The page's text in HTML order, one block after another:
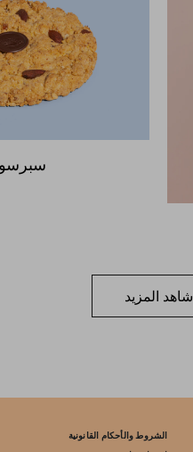
شاهد المزيد
الشروط والأحكام القانونية